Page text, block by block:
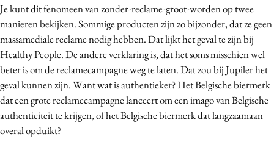
Je kunt dit fenomeen van zonder-reclame-groot-worden op twee
manieren bekijken. Sommige producten zijn zo bijzonder, dat ze geen
massamediale reclame nodig hebben. Dat lijkt het geval te zijn bij
Healthy People. De andere verklaring is, dat het soms misschien wel
beter is om de reclamecampagne weg te laten. Dat zou bij Jupiler het
geval kunnen zijn. Want wat is authentieker? Het Belgische biermerk
dat een grote reclamecampagne lanceert om een imago van Belgische
authenticiteit te krijgen, of het Belgische biermerk dat langzaamaan
overal opduikt?